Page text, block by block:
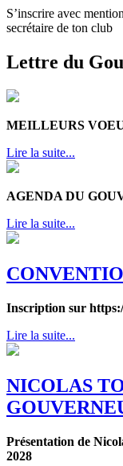
S’inscrire avec
secrétaire de ton club
Lettre du
MEILLEURS
Lire la suite...
AGENDA DU
Lire la suite...
Inscription sur
Lire la suite...
NICOLAS
Présentation de
2028